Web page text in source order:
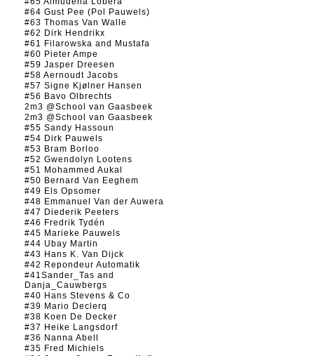
#64 Gust Pee (Pol Pauwels)
#63 Thomas Van Walle
#62 Dirk Hendrikx
#61 Filarowska and Mustafa
#60 Pieter Ampe
#59 Jasper Dreesen
#58 Aernoudt Jacobs
#57 Signe Kjølner Hansen
#56 Bavo Olbrechts
2m3 @School van Gaasbeek
2m3 @School van Gaasbeek
#55 Sandy Hassoun
#54 Dirk Pauwels
#53 Bram Borloo
#52 Gwendolyn Lootens
#51 Mohammed Aukal
#50 Bernard Van Eeghem
#49 Els Opsomer
#48 Emmanuel Van der Auwera
#47 Diederik Peeters
#46 Fredrik Tydén
#45 Marieke Pauwels
#44 Ubay Martin
#43 Hans K. Van Dijck
#42 Repondeur Automatik
#41Sander_Tas and
Danja_Cauwbergs
#40 Hans Stevens & Co
#39 Mario Declerq
#38 Koen De Decker
#37 Heike Langsdorf
#36 Nanna Abell
#35 Fred Michiels